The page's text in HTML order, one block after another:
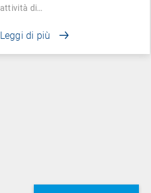
attività di…
Leggi di più